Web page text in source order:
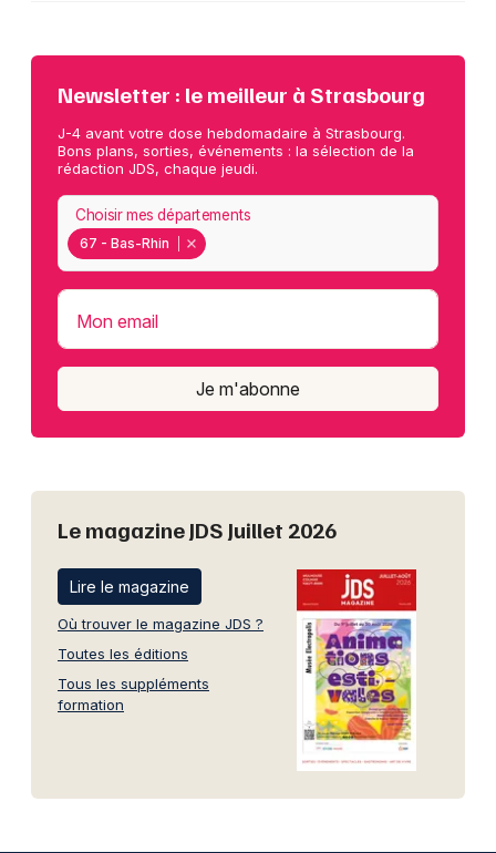
Newsletter : le meilleur à Strasbourg
J-4 avant votre dose hebdomadaire à Strasbourg.
Bons plans, sorties, événements : la sélection de la
rédaction JDS, chaque jeudi.
67 - Bas-Rhin
Choisir mes départements
Mon email
Je m'abonne
Le magazine JDS Juillet 2026
Lire le magazine
Où trouver le magazine JDS ?
Toutes les éditions
Tous les suppléments
formation